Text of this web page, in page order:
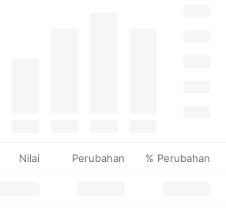
Nilai Perubahan % Perubahan